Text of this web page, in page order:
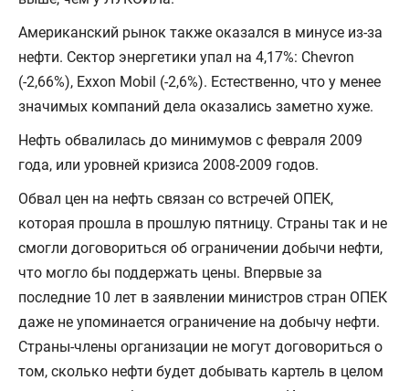
Американский рынок также оказался в минусе из-за
нефти. Сектор энергетики упал на 4,17%: Chevron
(-2,66%), Exxon Mobil (-2,6%). Естественно, что у менее
значимых компаний дела оказались заметно хуже.
Нефть обвалилась до минимумов с февраля 2009
года, или уровней кризиса 2008-2009 годов.
Обвал цен на нефть связан со встречей ОПЕК,
которая прошла в прошлую пятницу. Страны так и не
смогли договориться об ограничении добычи нефти,
что могло бы поддержать цены. Впервые за
последние 10 лет в заявлении министров стран ОПЕК
даже не упоминается ограничение на добычу нефти.
Страны-члены организации не могут договориться о
том, сколько нефти будет добывать картель в целом